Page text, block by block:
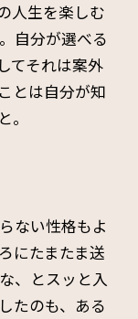
人生を楽しむ
自分が選べる
てそれは案外
とは自分が知
ない性格もよ
にたまたま送
、とスッと入
たのも、ある